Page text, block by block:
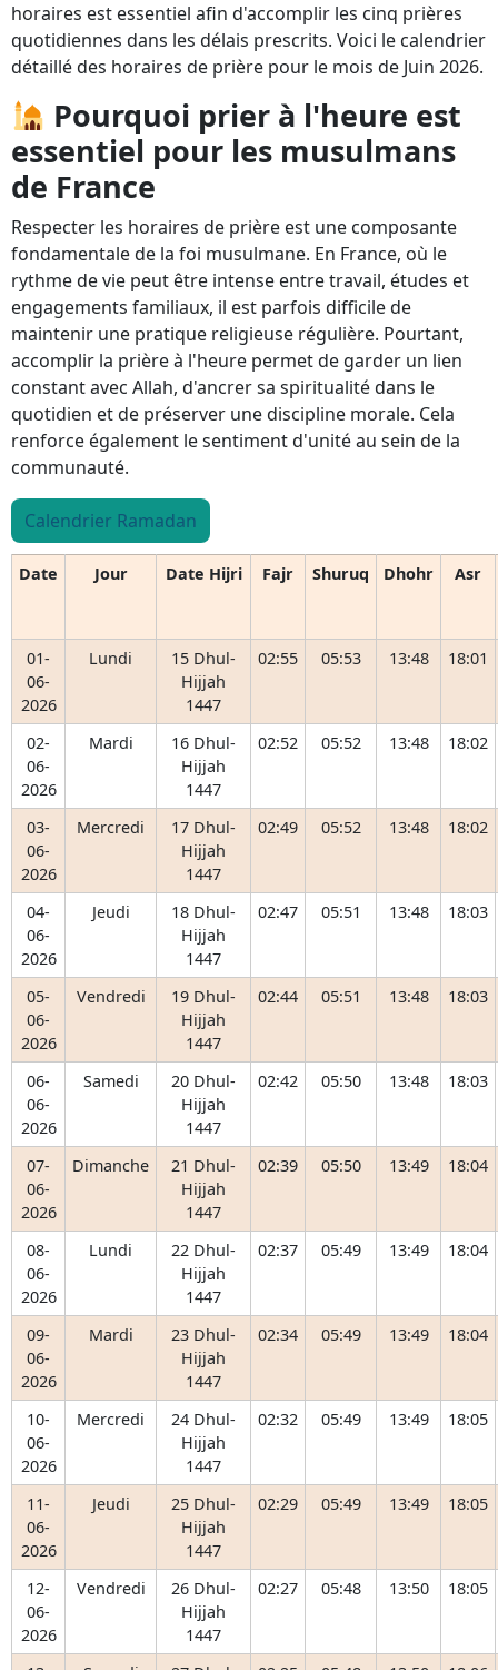
horaires est essentiel afin d'accomplir les cinq prières
quotidiennes dans les délais prescrits. Voici le calendrier
détaillé des horaires de prière pour le mois de Juin 2026.
Pourquoi prier à l'heure est
essentiel pour les musulmans
de France
Respecter les horaires de prière est une composante
fondamentale de la foi musulmane. En France, où le
rythme de vie peut être intense entre travail, études et
engagements familiaux, il est parfois difficile de
maintenir une pratique religieuse régulière. Pourtant,
accomplir la prière à l'heure permet de garder un lien
constant avec Allah, d'ancrer sa spiritualité dans le
quotidien et de préserver une discipline morale. Cela
renforce également le sentiment d'unité au sein de la
communauté.
Calendrier Ramadan
Date Jour Date Hijri Fajr Shuruq Dhohr Asr
01-
06-
2026
Lundi
15 Dhul-
Hijjah
1447
02:55 05:53 13:48 18:01
02-
06-
2026
Mardi
16 Dhul-
Hijjah
1447
02:52 05:52 13:48 18:02
03-
06-
2026
Mercredi
17 Dhul-
Hijjah
1447
02:49 05:52 13:48 18:02
04-
06-
2026
Jeudi
18 Dhul-
Hijjah
1447
02:47 05:51 13:48 18:03
05-
06-
2026
Vendredi
19 Dhul-
Hijjah
1447
02:44 05:51 13:48 18:03
06-
06-
2026
Samedi
20 Dhul-
Hijjah
1447
02:42 05:50 13:48 18:03
07-
06-
2026
Dimanche
21 Dhul-
Hijjah
1447
02:39 05:50 13:49 18:04
08-
06-
2026
Lundi
22 Dhul-
Hijjah
1447
02:37 05:49 13:49 18:04
09-
06-
2026
Mardi
23 Dhul-
Hijjah
1447
02:34 05:49 13:49 18:04
10-
06-
2026
Mercredi
24 Dhul-
Hijjah
1447
02:32 05:49 13:49 18:05
11-
06-
2026
Jeudi
25 Dhul-
Hijjah
1447
02:29 05:49 13:49 18:05
12-
06-
2026
Vendredi
26 Dhul-
Hijjah
1447
02:27 05:48 13:50 18:05